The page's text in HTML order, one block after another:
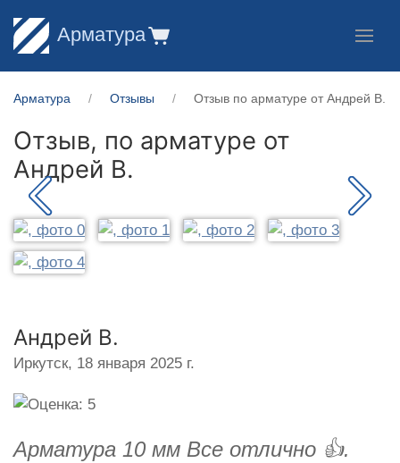
Арматура
Арматура Отзывы Отзыв по арматуре от Андрей В.
Отзыв, по арматуре от
Андрей В.
Андрей В.
Иркутск, 18 января 2025 г.
Арматура 10 мм Все отлично 👍.